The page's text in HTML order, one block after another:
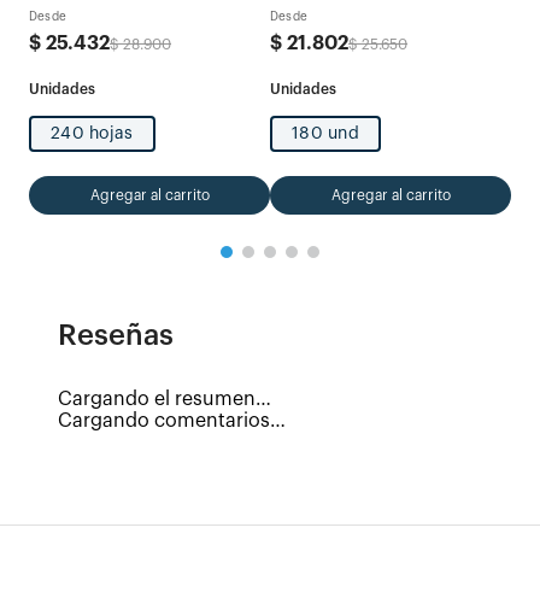
Megarollo Decoradas 2 rollos
x 120 hojas
Desde
$ 25.432$ 28.900
240 hojas
Agregar al carrito
Desde
$ 21 .802$ 25.650
180 und
Agregar al carrito
Reseñas
Cargando el resumen…
Cargando comentarios…